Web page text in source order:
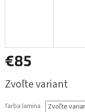
€85
cena:
Zvoľte variant
farba lamina